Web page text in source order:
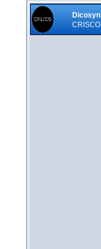
Dicosyn
CRISCO